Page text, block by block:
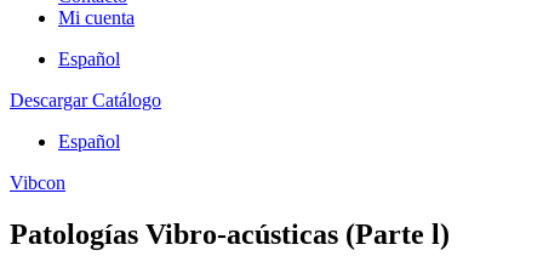
Mi cuenta
Español
Descargar Catálogo
Español
Vibcon
Patologías Vibro-acústicas (Parte l)